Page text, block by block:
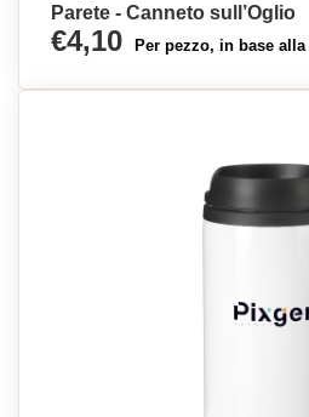
Parete - Canneto sull’Oglio
€4,10 Per pezzo, in base